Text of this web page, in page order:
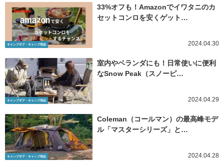
キャンプギア・キャンプ用品
33%オフも！Amazonでイワタニのカ
セットコンロを安くゲット…
2024.04.30
キャンプギア・キャンプ用品
室内やベランダにも！日常使いに便利
なSnow Peak（スノーピ…
2024.04.29
キャンプギア・キャンプ用品
Coleman（コールマン）の最高峰モデ
ル「マスターシリーズ」と…
2024.04.28